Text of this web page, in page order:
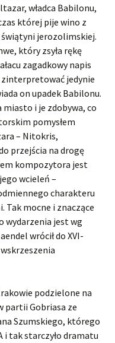
władca Babilonu,
której pije wino z
jerozolimskiej.
który zsyła rękę
zagadkowy napis
jedynie
on upadek Babilonu.
miasto i je zdobywa, co
pomysłem
– Nitokris,
przejścia na drogę
kompozytora jest
wcieleń –
charakteru
Tak mocne i znaczące
wydarzenia jest wg
wrócił do XVI-
podzielone na
partii Gobriasa ze
Szumskiego, którego
i tak starczyło dramatu